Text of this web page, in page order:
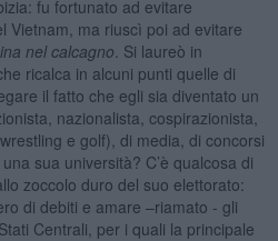
fu fortunato ad evitare
Vietnam, ma riuscì poi ad evitare
nel calcagno . Si laureò in
ricalca in alcuni punti quelle di
il fatto che egli sia diventato un
nazionalista, cospirazionista,
e golf), di media, di concorsi
sua università? C’è qualcosa di
zoccolo duro del suo elettorato:
di debiti e amare –riamato - gli
Centrali, per i quali la principale